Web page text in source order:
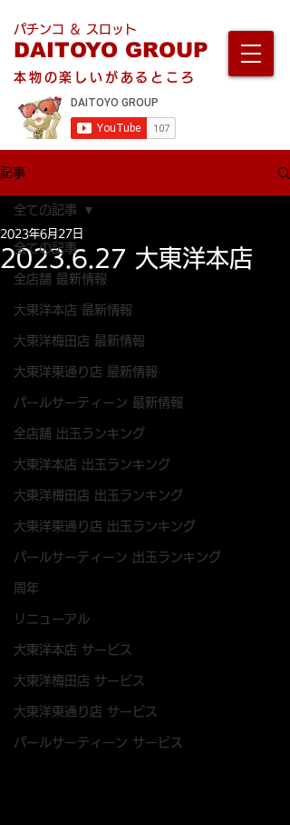
パチンコ ＆ スロット
DAITOYO GROUP
本物の楽しいがあるところ
記事
全ての記事
全店舗 最新情報
大東洋本店 最新情報
大東洋梅田店 最新情報
大東洋東通り店 最新情報
パールサーティーン 最新情報
全店舗 出玉ランキング
大東洋本店 出玉ランキング
大東洋梅田店 出玉ランキング
大東洋東通り店 出玉ランキング
パールサーティーン 出玉ランキング
周年
リニューアル
大東洋本店 サービス
大東洋梅田店 サービス
大東洋東通り店 サービス
パールサーティーン サービス
全ての記事
2023.6.27 大東洋本店
2023年6月27日